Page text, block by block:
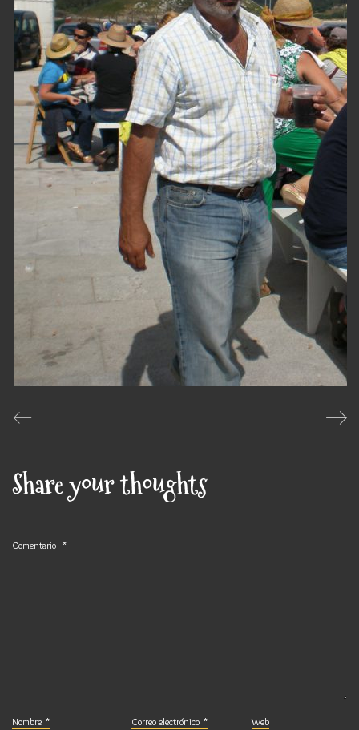
Share your thoughts
Comentario *
Nombre * Correo electrónico * Web